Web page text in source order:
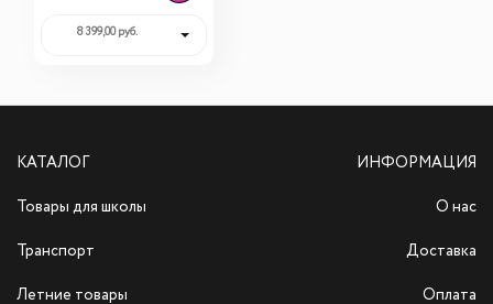
8 399,00 руб.
КАТАЛОГ
Товары для школы
Транспорт
Летние товары
ИНФОРМАЦИЯ
О нас
Доставка
Оплата